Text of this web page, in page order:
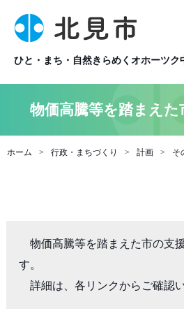
ひと・まち・自然きらめくオホーツク
物価高騰等を踏まえた
ホーム 行政・まちづくり 計画 そ
物価高騰等を踏まえた市の支
す。
詳細は、各リンクからご確認い